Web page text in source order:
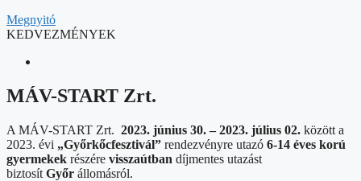
Megnyitó
KEDVEZMÉNYEK
MÁV-START Zrt.
A MÁV-START Zrt. 2023. június 30. – 2023. július 02. között a
2023. évi „Győrkőcfesztivál” rendezvényre utazó 6-14 éves korú
gyermekek részére visszaútban díjmentes utazást
biztosít Győr állomásról.